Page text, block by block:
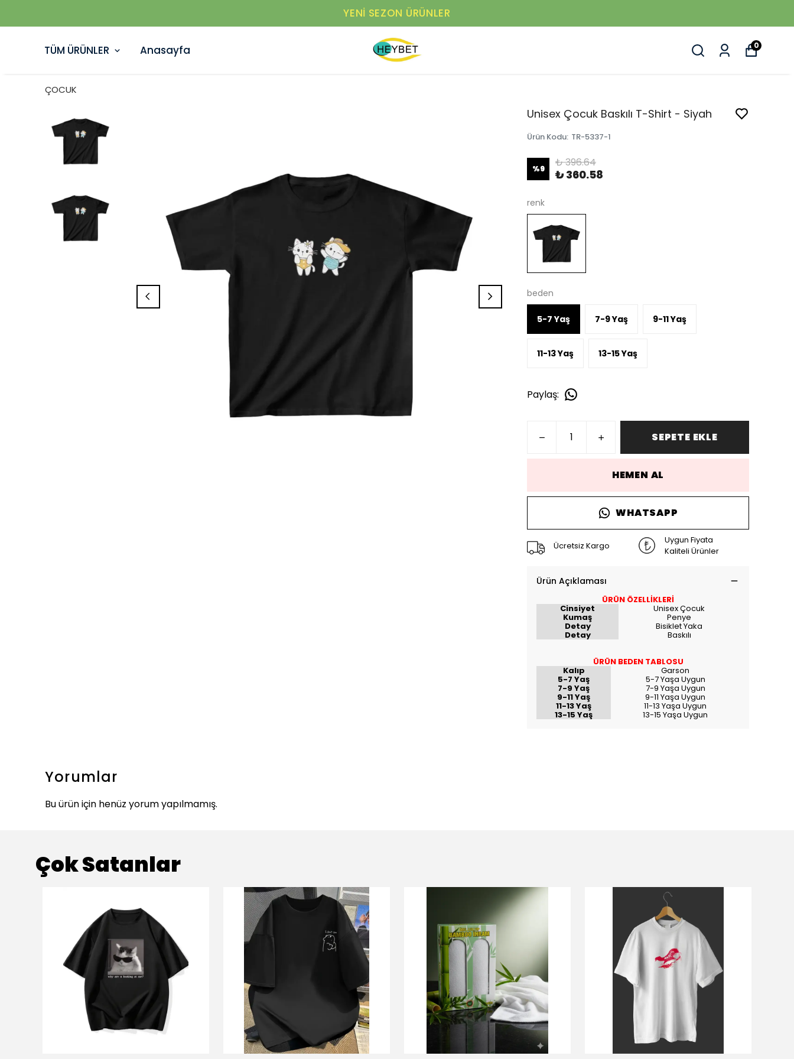
YENI SEZON ÜRÜNLER
TÜM ÜRÜNLER Anasayfa 0
ÇOCUK
Unisex Çocuk Baskılı T-Shirt - Siyah
Ürün Kodu: TR-5337-1
%9 ₺ 396.64
₺ 360.58
renk
beden
5-7 Yaş 7-9 Yaş 9-11 Yaş
11-13 Yaş 13-15 Yaş
Paylaş:
SEPETE EKLE
HEMEN AL
WHATSAPP
Ücretsiz Kargo
Uygun Fiyata
Kaliteli Ürünler
Ürün Açıklaması
ÜRÜN ÖZELLİKLERİ
Cinsiyet Unisex Çocuk
Kumaş Penye
Detay Bisiklet Yaka
Detay Baskılı
ÜRÜN BEDEN TABLOSU
Kalıp Garson
5-7 Yaş 5-7 Yaşa Uygun
7-9 Yaş 7-9 Yaşa Uygun
9-11 Yaş 9-11 Yaşa Uygun
11-13 Yaş 11-13 Yaşa Uygun
13-15 Yaş 13-15 Yaşa Uygun
Yorumlar
Bu ürün için henüz yorum yapılmamış.
Çok Satanlar